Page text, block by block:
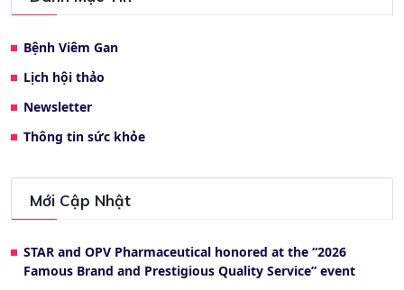
Bệnh Viêm Gan
Lịch hội thảo
Newsletter
Thông tin sức khỏe
Mới Cập Nhật
STAR and OPV Pharmaceutical honored at the “2026
Famous Brand and Prestigious Quality Service” event